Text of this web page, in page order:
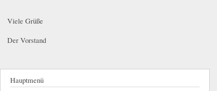
Viele Grüße
Der Vorstand
Hauptmenü